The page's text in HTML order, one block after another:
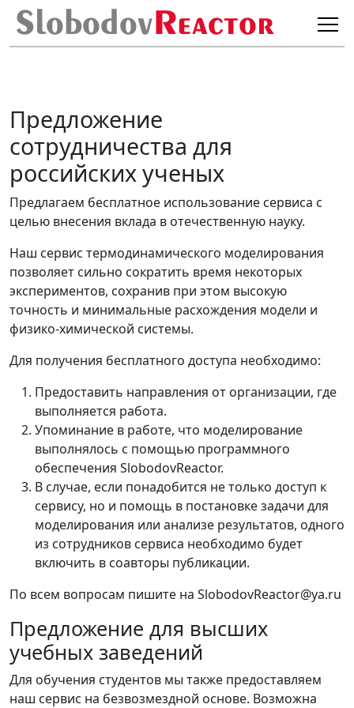
Предложение
сотрудничества для
российских ученых
Предлагаем бесплатное использование сервиса с
целью внесения вклада в отечественную науку.
Наш сервис термодинамического моделирования
позволяет сильно сократить время некоторых
экспериментов, сохранив при этом высокую
точность и минимальные расхождения модели и
физико-химической системы.
Для получения бесплатного доступа необходимо:
Предоставить направления от организации, где
выполняется работа.
Упоминание в работе, что моделирование
выполнялось с помощью программного
обеспечения SlobodovReactor.
В случае, если понадобится не только доступ к
сервису, но и помощь в постановке задачи для
моделирования или анализе результатов, одного
из сотрудников сервиса необходимо будет
включить в соавторы публикации.
По всем вопросам пишите на SlobodovReactor@ya.ru
Предложение для высших
учебных заведений
Для обучения студентов мы также предоставляем
наш сервис на безвозмездной основе. Возможна